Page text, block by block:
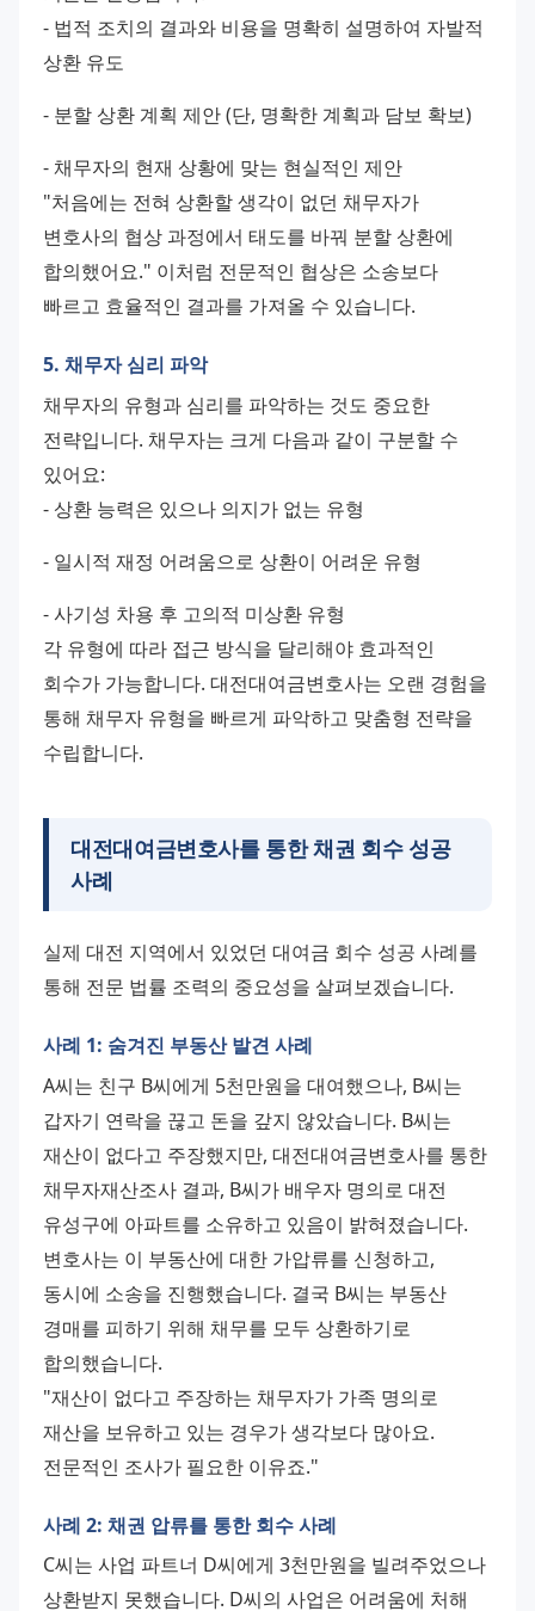
- 법적 조치의 결과와 비용을 명확히 설명하여 자발적
상환 유도
- 분할 상환 계획 제안 (단, 명확한 계획과 담보 확보)
- 채무자의 현재 상황에 맞는 현실적인 제안
"처음에는 전혀 상환할 생각이 없던 채무자가
변호사의 협상 과정에서 태도를 바꿔 분할 상환에
합의했어요." 이처럼 전문적인 협상은 소송보다
빠르고 효율적인 결과를 가져올 수 있습니다.
5. 채무자 심리 파악
채무자의 유형과 심리를 파악하는 것도 중요한
전략입니다. 채무자는 크게 다음과 같이 구분할 수
있어요:
- 상환 능력은 있으나 의지가 없는 유형
- 일시적 재정 어려움으로 상환이 어려운 유형
- 사기성 차용 후 고의적 미상환 유형
각 유형에 따라 접근 방식을 달리해야 효과적인
회수가 가능합니다. 대전대여금변호사는 오랜 경험을
통해 채무자 유형을 빠르게 파악하고 맞춤형 전략을
수립합니다.
대전대여금변호사를 통한 채권 회수 성공
사례
실제 대전 지역에서 있었던 대여금 회수 성공 사례를
통해 전문 법률 조력의 중요성을 살펴보겠습니다.
사례 1: 숨겨진 부동산 발견 사례
A씨는 친구 B씨에게 5천만원을 대여했으나, B씨는
갑자기 연락을 끊고 돈을 갚지 않았습니다. B씨는
재산이 없다고 주장했지만, 대전대여금변호사를 통한
채무자재산조사 결과, B씨가 배우자 명의로 대전
유성구에 아파트를 소유하고 있음이 밝혀졌습니다.
변호사는 이 부동산에 대한 가압류를 신청하고,
동시에 소송을 진행했습니다. 결국 B씨는 부동산
경매를 피하기 위해 채무를 모두 상환하기로
합의했습니다.
"재산이 없다고 주장하는 채무자가 가족 명의로
재산을 보유하고 있는 경우가 생각보다 많아요.
전문적인 조사가 필요한 이유죠."
사례 2: 채권 압류를 통한 회수 사례
C씨는 사업 파트너 D씨에게 3천만원을 빌려주었으나
상환받지 못했습니다. D씨의 사업은 어려움에 처해